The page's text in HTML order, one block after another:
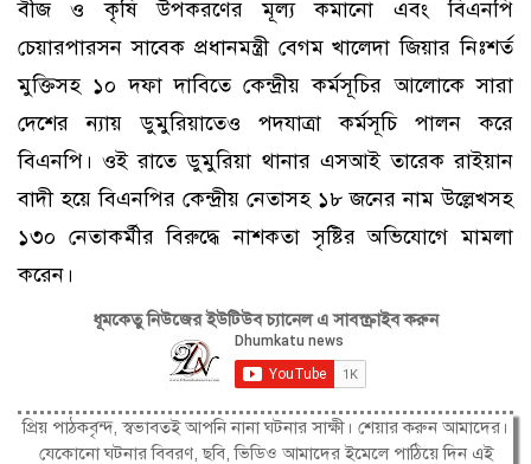
বীজ ও কৃষি উপকরণের মূল্য কমানো এবং বিএনপি
চেয়ারপারসন সাবেক প্রধানমন্ত্রী বেগম খালেদা জিয়ার নিঃশর্ত
মুক্তিসহ ১০ দফা দাবিতে কেন্দ্রীয় কর্মসূচির আলোকে সারা
দেশের ন্যায় ডুমুরিয়াতেও পদযাত্রা কর্মসূচি পালন করে
বিএনপি। ওই রাতে ডুমুরিয়া থানার এসআই তারেক রাইয়ান
বাদী হয়ে বিএনপির কেন্দ্রীয় নেতাসহ ১৮ জনের নাম উল্লেখসহ
১৩০ নেতাকর্মীর বিরুদ্ধে নাশকতা সৃষ্টির অভিযোগে মামলা
করেন।
ধূমকেতু নিউজের ইউটিউব চ্যানেল এ সাবস্ক্রাইব করুন
প্রিয় পাঠকবৃন্দ, স্বভাবতই আপনি নানা ঘটনার সাক্ষী। শেয়ার করুন আমাদের।
যেকোনো ঘটনার বিবরণ, ছবি, ভিডিও আমাদের ইমেলে পাঠিয়ে দিন এই